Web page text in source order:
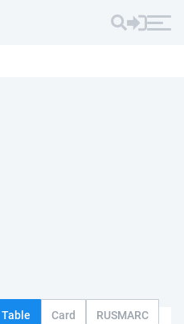
Table Card RUSMARC